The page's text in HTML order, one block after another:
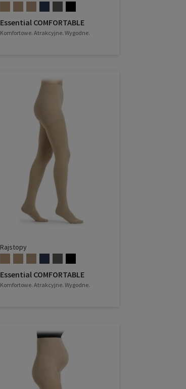
Essential COMFORTABLE
Komfortowe. Atrakcyjne. Wygodne.
Rajstopy
Essential COMFORTABLE
Komfortowe. Atrakcyjne. Wygodne.